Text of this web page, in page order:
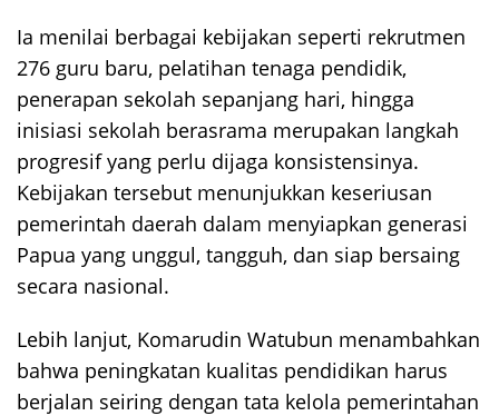
Ia menilai berbagai kebijakan seperti rekrutmen
276 guru baru, pelatihan tenaga pendidik,
penerapan sekolah sepanjang hari, hingga
inisiasi sekolah berasrama merupakan langkah
progresif yang perlu dijaga konsistensinya.
Kebijakan tersebut menunjukkan keseriusan
pemerintah daerah dalam menyiapkan generasi
Papua yang unggul, tangguh, dan siap bersaing
secara nasional.
Lebih lanjut, Komarudin Watubun menambahkan
bahwa peningkatan kualitas pendidikan harus
berjalan seiring dengan tata kelola pemerintahan